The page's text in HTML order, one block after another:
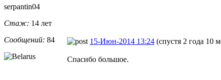
serpantin04
Стаж: 14 лет
Сообщений: 84 15-Июн-2014 13:24 (спустя 2 года 10
Спасибо большое.